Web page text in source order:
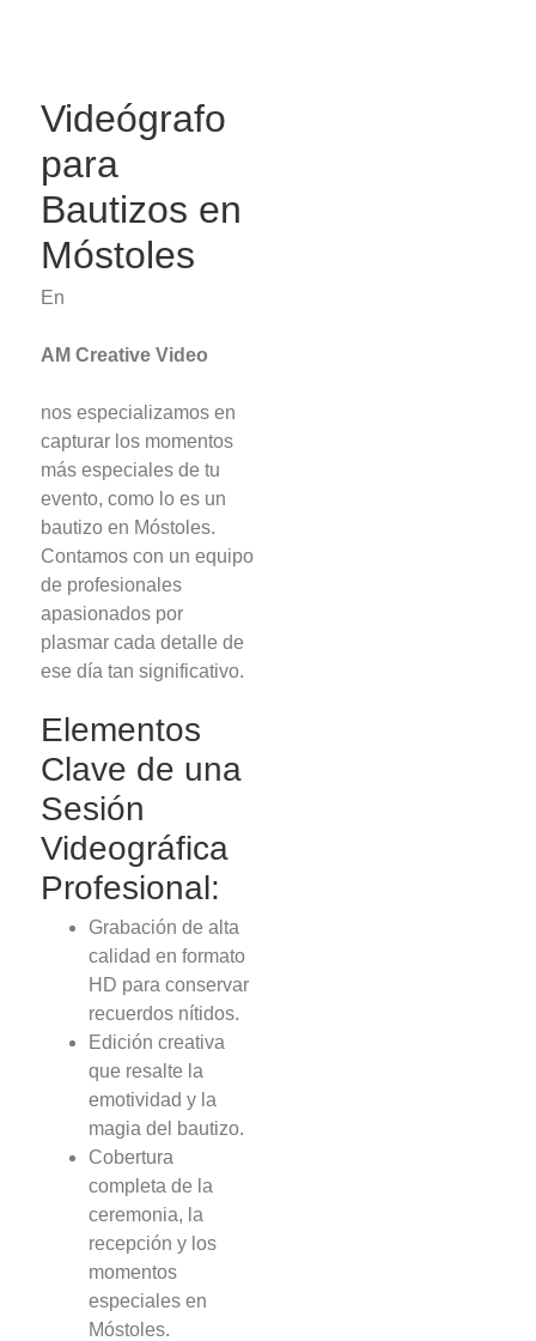
Videógrafo
para
Bautizos en
Móstoles
En
AM Creative Video
nos especializamos en
capturar los momentos
más especiales de tu
evento, como lo es un
bautizo en Móstoles.
Contamos con un equipo
de profesionales
apasionados por
plasmar cada detalle de
ese día tan significativo.
Elementos
Clave de una
Sesión
Videográfica
Profesional:
Grabación de alta
calidad en formato
HD para conservar
recuerdos nítidos.
Edición creativa
que resalte la
emotividad y la
magia del bautizo.
Cobertura
completa de la
ceremonia, la
recepción y los
momentos
especiales en
Móstoles.